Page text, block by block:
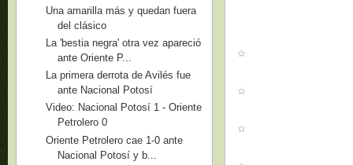
Una amarilla más y quedan fuera
del clásico
La 'bestia negra' otra vez apareció
ante Oriente P...
La primera derrota de Avilés fue
ante Nacional Potosí
Video: Nacional Potosí 1 - Oriente
Petrolero 0
Oriente Petrolero cae 1-0 ante
Nacional Potosí y b...